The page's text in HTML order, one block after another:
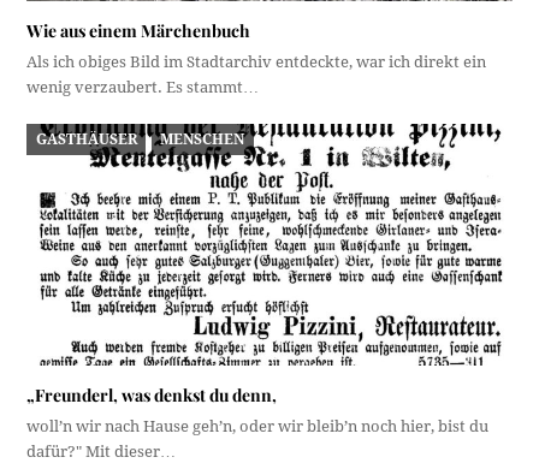
Wie aus einem Märchenbuch
Als ich obiges Bild im Stadtarchiv entdeckte, war ich direkt ein
wenig verzaubert. Es stammt…
GASTHÄUSER MENSCHEN
„Freunderl, was denkst du denn,
woll’n wir nach Hause geh’n, oder wir bleib’n noch hier, bist du
dafür?" Mit dieser…